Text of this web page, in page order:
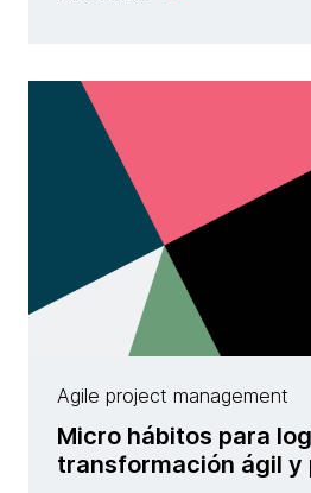
Agile project management
Micro hábitos para
transformación ágil y